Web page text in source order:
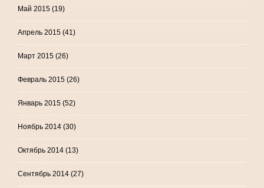
Май 2015 (19)
Апрель 2015 (41)
Март 2015 (26)
Февраль 2015 (26)
Январь 2015 (52)
Ноябрь 2014 (30)
Октябрь 2014 (13)
Сентябрь 2014 (27)